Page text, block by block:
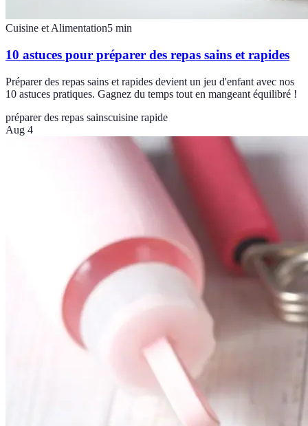
Cuisine et Alimentation5 min
10 astuces pour préparer des repas sains et rapides
Préparer des repas sains et rapides devient un jeu d'enfant avec nos
10 astuces pratiques. Gagnez du temps tout en mangeant équilibré !
préparer des repas sainscuisine rapide
Aug 4